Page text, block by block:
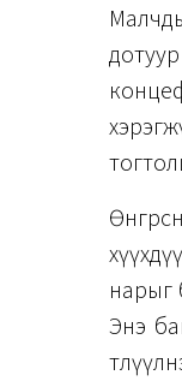
нарыг
Энэ